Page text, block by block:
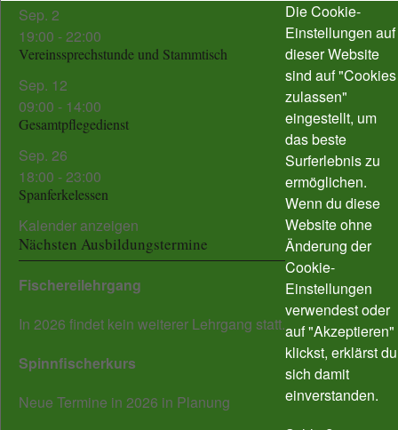
Sep. 2
19:00 -22:00
Vereinssprechstunde und Stammtisch
Sep. 12
09:00 - 14:00
Gesamtpflegedienst
Sep. 26
18:00 -23:00
Spanferkelessen
Kalender anzeigen
Nächsten Ausbildungstermine
Fischereilehrgang
In 2026 findet kein weiterer Lehrgang statt.
Spinnfischerkurs
Neue Termine in 2026 in Planung
Die Cookie-
Einstellungen auf
dieser Website
sind auf "Cookies
zulassen"
eingestellt, um
das beste
Surferlebnis zu
ermöglichen.
Wenn du diese
Website ohne
Änderung der
Cookie-
Einstellungen
verwendest oder
auf "Akzeptieren"
klickst, erklärst du
sich damit
einverstanden.